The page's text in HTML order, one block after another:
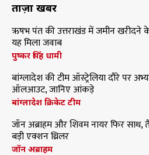
ताज़ा खबरें
ऋषभ पंत की उत्तराखंड में जमीन खरीदने
यह मिला जवाब
पुष्कर सिंह धामी
बांग्लादेश की टीम ऑस्ट्रेलिया दौरे पर
ऑलआउट, जानिए आंकड़े
बांग्लादेश क्रिकेट टीम
जॉन अब्राहम और शिवम नायर फिर साथ,
बड़ी एक्शन थ्रिलर
जॉन अब्राहम